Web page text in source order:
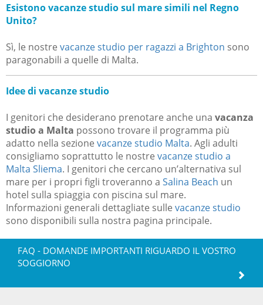
Esistono vacanze studio sul mare simili nel Regno
Unito?
Sì, le nostre vacanze studio per ragazzi a Brighton sono
paragonabili a quelle di Malta.
Idee di vacanze studio
I genitori che desiderano prenotare anche una vacanza
studio a Malta possono trovare il programma più
adatto nella sezione vacanze studio Malta. Agli adulti
consigliamo soprattutto le nostre vacanze studio a
Malta Sliema. I genitori che cercano un’alternativa sul
mare per i propri figli troveranno a Salina Beach un
hotel sulla spiaggia con piscina sul mare.
Informazioni generali dettagliate sulle vacanze studio
sono disponibili sulla nostra pagina principale.
FAQ - DOMANDE IMPORTANTI RIGUARDO IL VOSTRO
SOGGIORNO